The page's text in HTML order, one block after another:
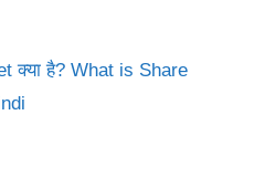
क्या है? What is Share